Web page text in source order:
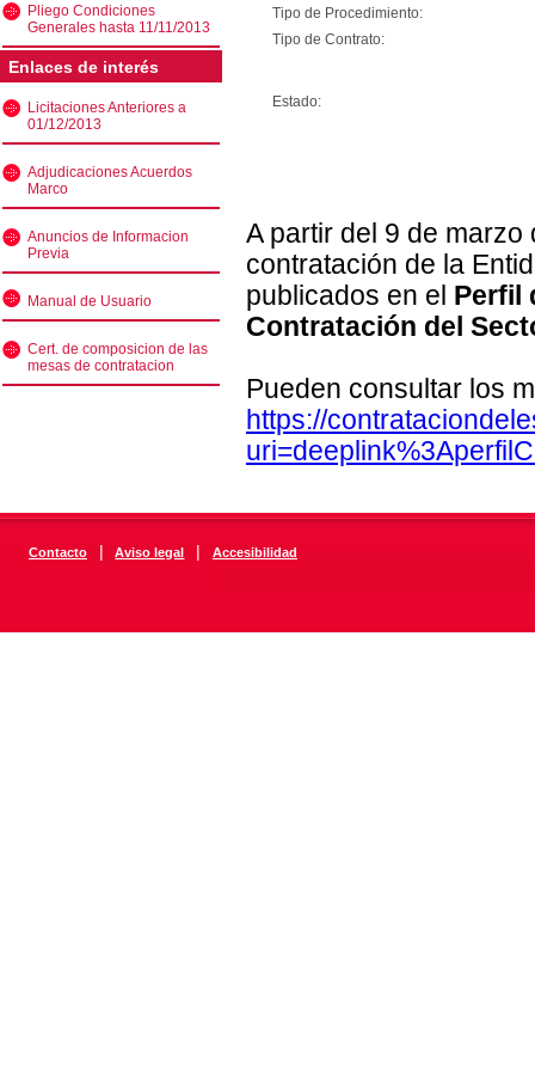
Pliego Condiciones
Generales hasta 11/11/2013
Enlaces de interés
Licitaciones Anteriores a
01/12/2013
Adjudicaciones Acuerdos
Marco
Anuncios de Informacion
Previa
Manual de Usuario
Cert. de composicion de las
mesas de contratacion
Tipo de Procedimiento:
Tipo de Contrato:
Estado:
A partir del 9 de
contratación de la
publicados en el Perfil
Contratación del
Pueden consultar los
https://
Contacto | Aviso legal | Accesibilidad